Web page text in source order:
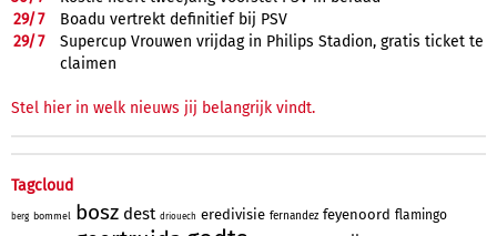
29/7
Boadu vertrekt definitief bij PSV
29/7
Supercup Vrouwen vrijdag in Philips Stadion, gratis ticket te
claimen
Stel hier in welk nieuws jij belangrijk vindt.
Tagcloud
berg bommel bosz dest driouech eredivisie fernandez feyenoord flamingo